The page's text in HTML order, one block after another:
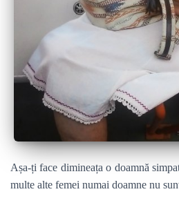
Așa-ți face dimineața o doamnă
multe alte femei numai doamne nu